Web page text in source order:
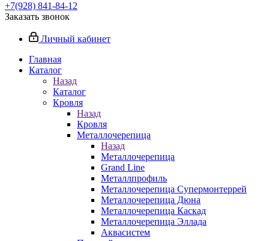
+7(928) 841-84-12
Заказать звонок
Личный кабинет
Главная
Каталог
Назад
Каталог
Кровля
Назад
Кровля
Металлочерепица
Назад
Металлочерепица
Grand Line
Металлпрофиль
Металлочерепица Супермонтеррей
Металлочерепица Дюна
Металлочерепица Каскад
Металлочерепица Эллада
Аквасистем